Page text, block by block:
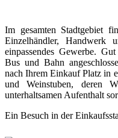
Im gesamten Stadtgebiet
Einzelhändler, Handwerk
einpassendes Gewerbe.
Bus und Bahn
nach Ihrem Einkauf Platz in
und Weinstuben, deren
unterhaltsamen Aufenthalt
Ein Besuch in der